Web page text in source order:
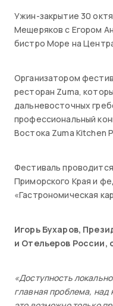
Ужин-закрытие 30
Мещеряков с Егором
бистро Море на
Организатором
ресторан Zuma,
дальневосточных
профессиональный
Востока Zuma Kitchen
Фестиваль
Приморского Края и
«Гастрономическая
Игорь Бухаров,
и Отельеров России,
«Доступность
главная проблема, над